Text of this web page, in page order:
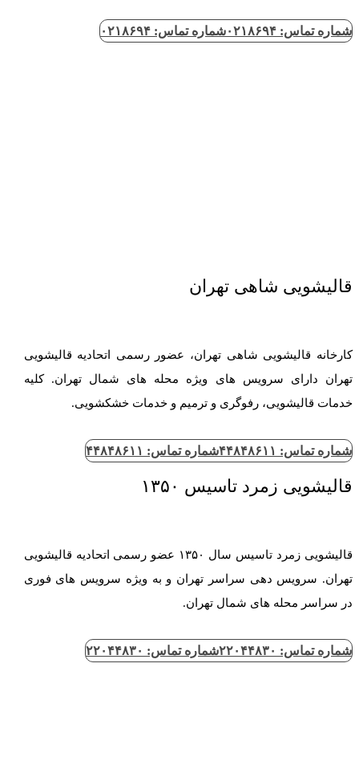
شماره تماس: ۰۲۱۸۶۹۴ شماره تماس: ۰۲۱۸۶۹۴
قالیشویی شاهی تهران
کارخانه قالیشویی شاهی تهران، عضور رسمی اتحادیه قالیشویی
تهران دارای سرویس های ویژه محله های شمال تهران. کلیه
خدمات قالیشویی، رفوگری و ترمیم و خدمات خشکشویی.
شماره تماس: ۴۴۸۴۸۶۱۱ شماره تماس: ۴۴۸۴۸۶۱۱
قالیشویی زمرد تاسیس ۱۳۵۰
قالیشویی زمرد تاسیس سال ۱۳۵۰ عضو رسمی اتحادیه قالیشویی
تهران. سرویس دهی سراسر تهران و به ویژه سرویس های فوری
در سراسر محله های شمال تهران.
شماره تماس: ۲۲۰۴۴۸۳۰ شماره تماس: ۲۲۰۴۴۸۳۰